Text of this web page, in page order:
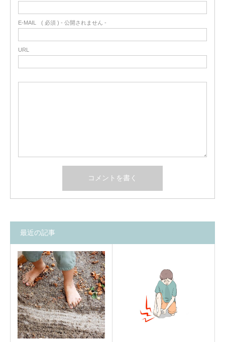
E-MAIL ( 必須 ) - 公開されません -
URL
最近の記事